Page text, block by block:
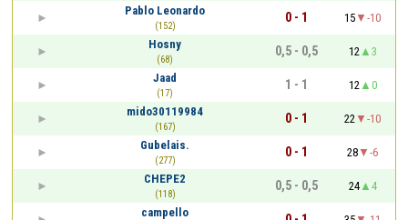
Pablo Leonardo
(152)
0 - 1 15
-10
Hosny
(68)
0,5 - 0,5 12
3
Jaad
(17)
1 - 1 12
0
mido30119984
(167)
0 - 1 22
-10
Gubelais.
(277)
0 - 1 28
-6
CHEPE2
(118)
0,5 - 0,5 24
4
campello